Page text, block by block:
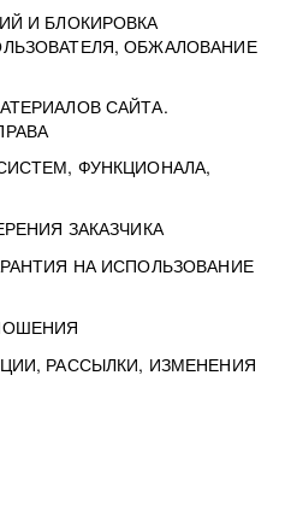
И БЛОКИРОВКА
ОБЖАЛОВАНИЕ
САЙТА.
ФУНКЦИОНАЛА,
ЗАКАЗЧИКА
НА ИСПОЛЬЗОВАНИЕ
РАССЫЛКИ, ИЗМЕНЕНИЯ